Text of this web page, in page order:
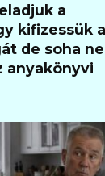
a
kifizessük
de soha
anyakönyvi